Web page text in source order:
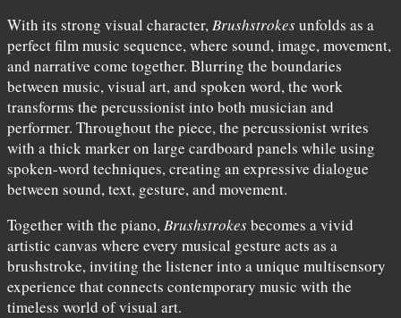
With its strong visual character,Brushstrokesunfolds as a
perfect film music sequence, where sound, image, movement,
and narrative come together. Blurring the boundaries
between music, visual art, and spoken word, the work
transforms the percussionist into both musician and
performer. Throughout the piece, the percussionist writes
with a thick marker on large cardboard panels while using
spoken-word techniques, creating an expressive dialogue
between sound, text, gesture, and movement.
Together with the piano,Brushstrokesbecomes a vivid
artistic canvas where every musical gesture acts as a
brushstroke, inviting the listener into a unique multisensory
experience that connects contemporary music with the
timeless world of visual art.